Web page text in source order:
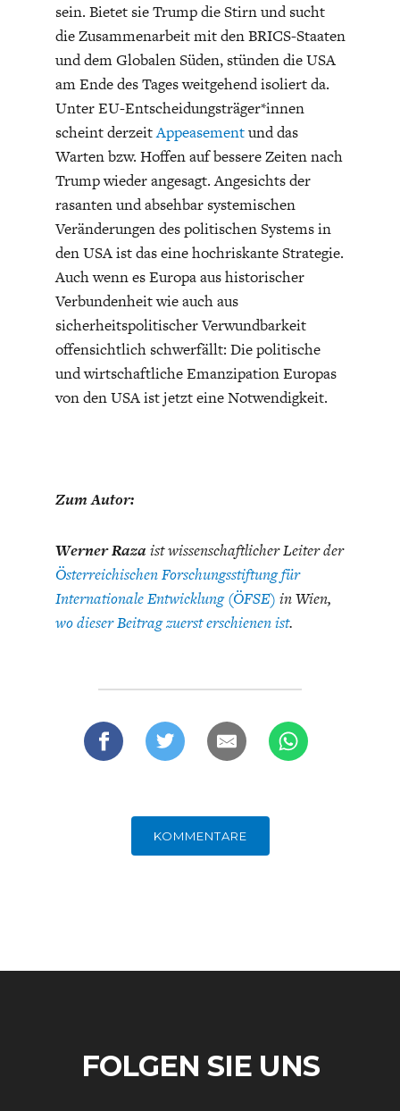
sein. Bietet sie Trump die Stirn und sucht
die Zusammenarbeit mit den BRICS-Staaten
und dem Globalen Süden, stünden die USA
am Ende des Tages weitgehend isoliert da.
Unter EU-Entscheidungsträger*innen
scheint derzeitAppeasementund das
Warten bzw. Hoffen auf bessere Zeiten nach
Trump wieder angesagt. Angesichts der
rasanten und absehbar systemischen
Veränderungen des politischen Systems in
den USA ist das eine hochriskante Strategie.
Auch wenn es Europa aus historischer
Verbundenheit wie auch aus
sicherheitspolitischer Verwundbarkeit
offensichtlich schwerfällt: Die politische
und wirtschaftliche Emanzipation Europas
von den USA ist jetzt eine Notwendigkeit.
Zum Autor:
Werner Raza ist wissenschaftlicher Leiter der
Österreichischen Forschungsstiftung für
Internationale Entwicklung (ÖFSE) in Wien,
wo dieser Beitrag zuerst erschienen ist.
KOMMENTARE
FOLGEN SIE UNS